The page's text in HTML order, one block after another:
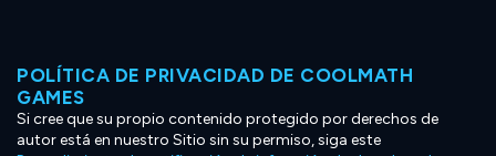
POLÍTICA DE PRIVACIDAD DE COOLMATH
GAMES
Si cree que su propio contenido protegido por derechos de
autor está en nuestro Sitio sin su permiso, siga este